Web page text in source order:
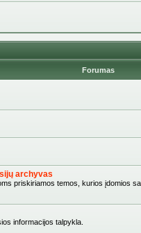
Forumas
archyvas
priskiriamos temos, kurios įdomios
informacijos talpykla.